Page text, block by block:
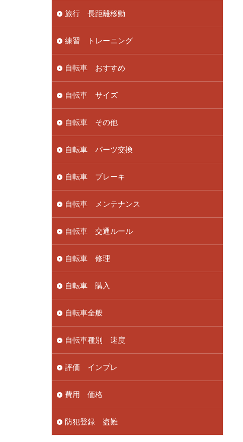
旅行 長距離移動
練習 トレーニング
自転車 おすすめ
自転車 サイズ
自転車 その他
自転車 パーツ交換
自転車 ブレーキ
自転車 メンテナンス
自転車 交通ルール
自転車 修理
自転車 購入
自転車全般
自転車種別 速度
評価 インプレ
費用 価格
防犯登録 盗難